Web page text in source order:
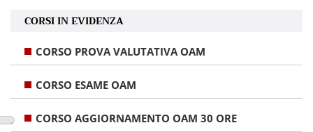
CORSI IN EVIDENZA
CORSO PROVA VALUTATIVA OAM
CORSO ESAME OAM
CORSO AGGIORNAMENTO OAM 30 ORE